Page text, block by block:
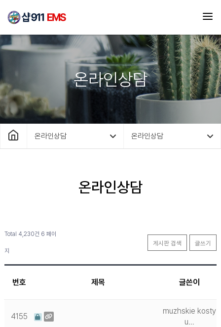
온라인상담
온라인상담 온라인상담
온라인상담
Total 4,230건 6 페이
지
게시판 검색 글쓰기
번호 제목 글쓴이
4155
muzhskie kosty
u…